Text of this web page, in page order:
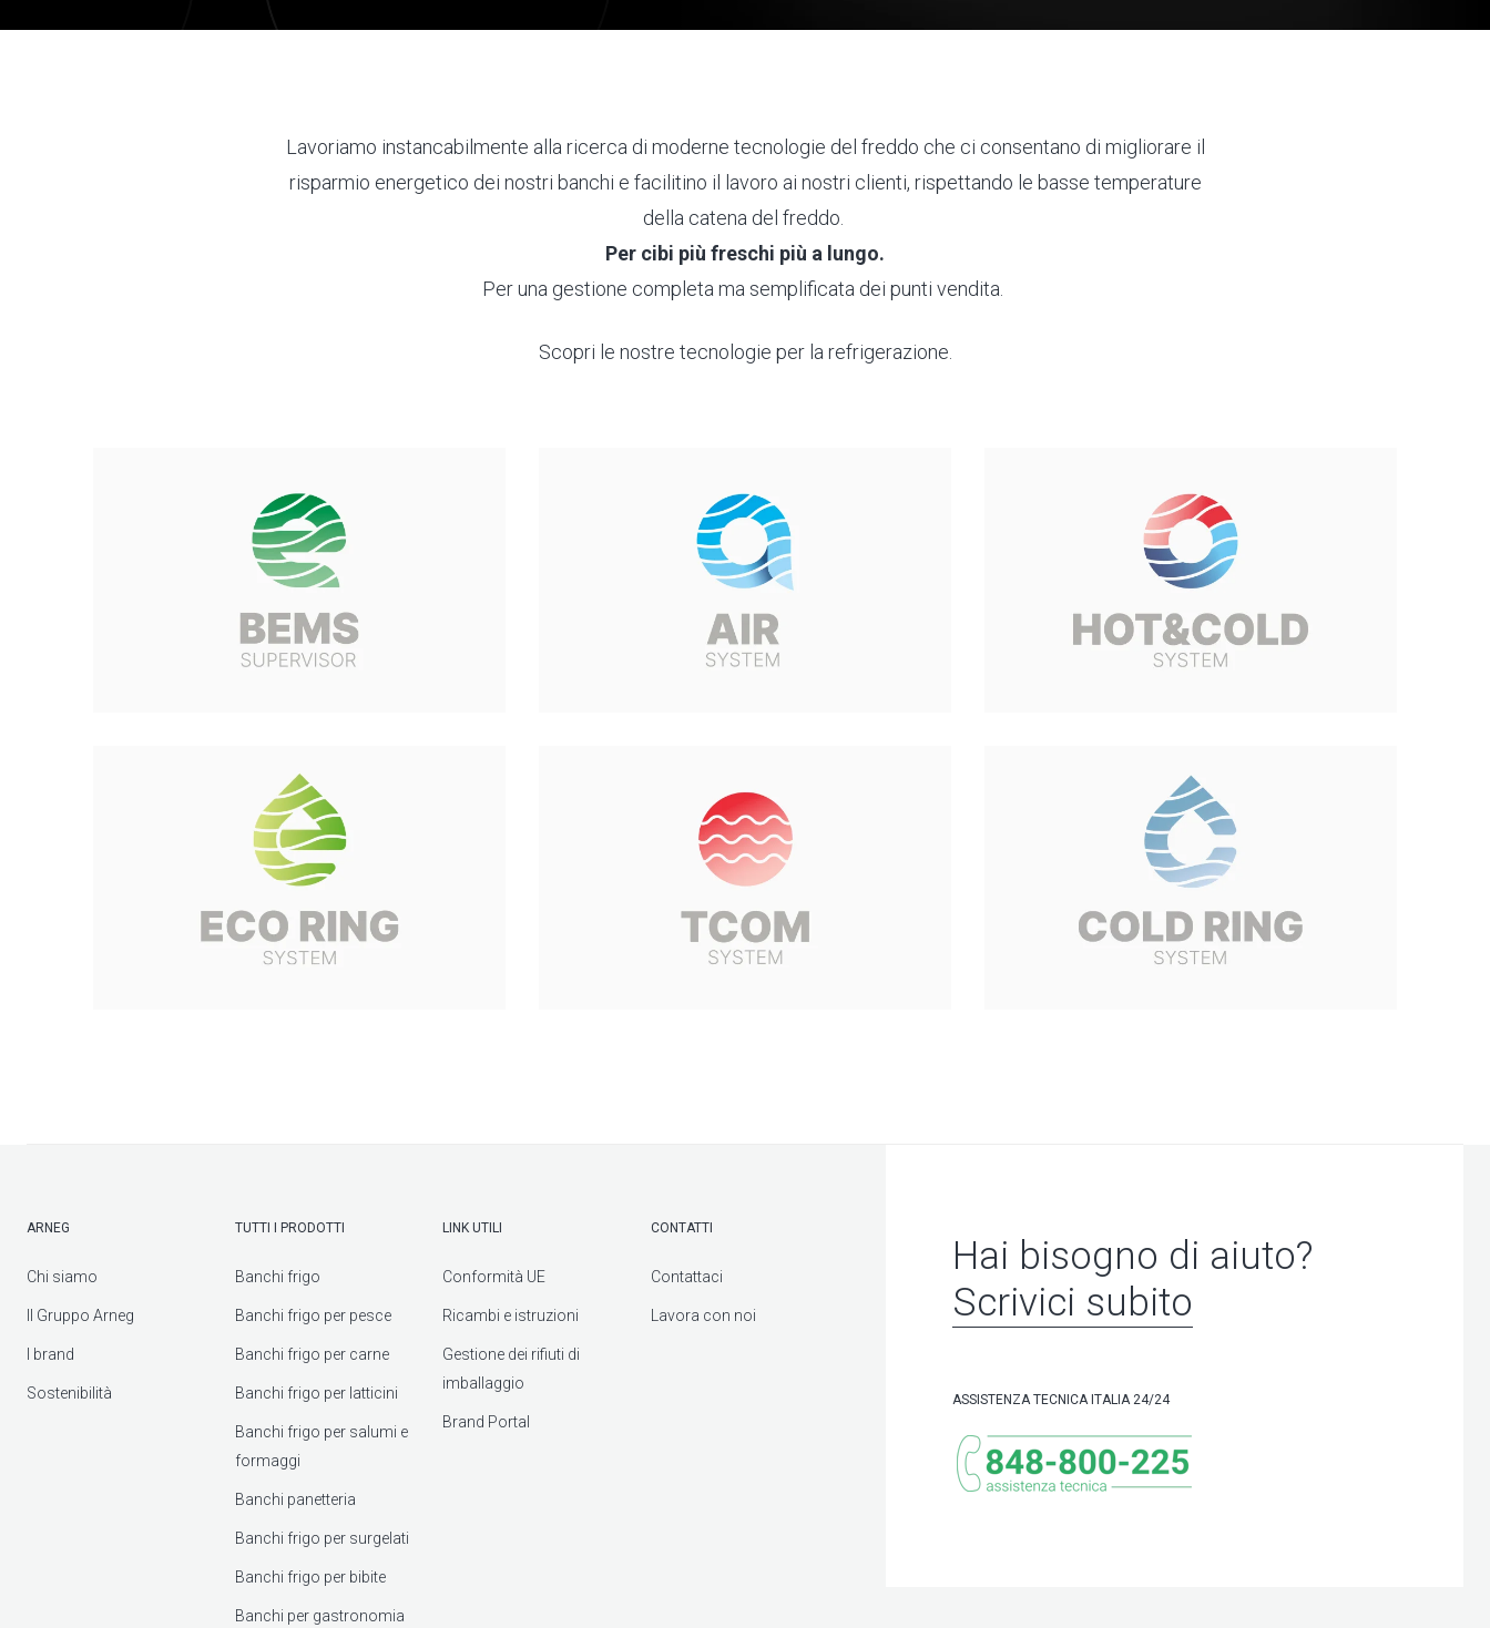
Lavoriamo instancabilmente alla ricerca di moderne tecnologie del freddo che ci consentano di migliorare il
risparmio energetico dei nostri banchi e facilitino il lavoro ai nostri clienti, rispettando le basse temperature
della catena del freddo.
Per cibi più freschi più a lungo.
Per una gestione completa ma semplificata dei punti vendita.
Scopri le nostre tecnologie per la refrigerazione.
ARNEG
Chi siamo
Il Gruppo Arneg
I brand
Sostenibilità
TUTTI I PRODOTTI
Banchi frigo
Banchi frigo per pesce
Banchi frigo per carne
Banchi frigo per latticini
Banchi frigo per salumi e
formaggi
Banchi panetteria
Banchi frigo per surgelati
Banchi frigo per bibite
Banchi per gastronomia
LINK UTILI
Conformità UE
Ricambi e istruzioni
Gestione dei rifiuti di
imballaggio
Brand Portal
CONTATTI
Contattaci
Lavora con noi
Hai bisogno di aiuto?
Scrivici subito
ASSISTENZA TECNICA ITALIA 24/24